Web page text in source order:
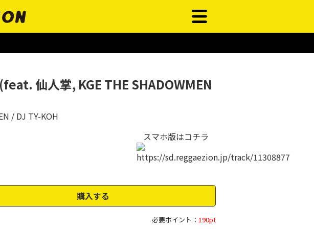
仙人掌, KGE THE SHADOWMEN
DJ TY-KOH
スマホ版はコチラ
購入する
必要ポイント： 190pt